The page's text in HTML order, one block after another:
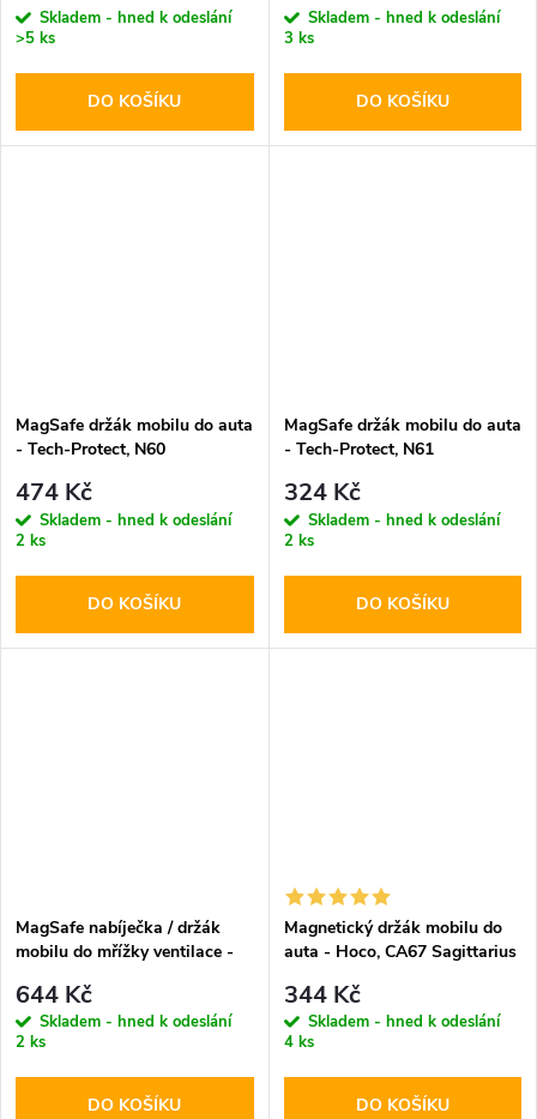
Skladem - hned k odeslání
>5 ks
DO KOŠÍKU
Skladem - hned k odeslání
3 ks
DO KOŠÍKU
MagSafe držák mobilu do auta
- Tech-Protect, N60
474 Kč
Skladem - hned k odeslání
2 ks
DO KOŠÍKU
MagSafe držák mobilu do auta
- Tech-Protect, N61
324 Kč
Skladem - hned k odeslání
2 ks
DO KOŠÍKU
MagSafe nabíječka / držák
mobilu do mřížky ventilace -
644 Kč
Skladem - hned k odeslání
2 ks
DO KOŠÍKU
Magnetický držák mobilu do
auta - Hoco, CA67 Sagittarius
344 Kč
Skladem - hned k odeslání
4 ks
DO KOŠÍKU